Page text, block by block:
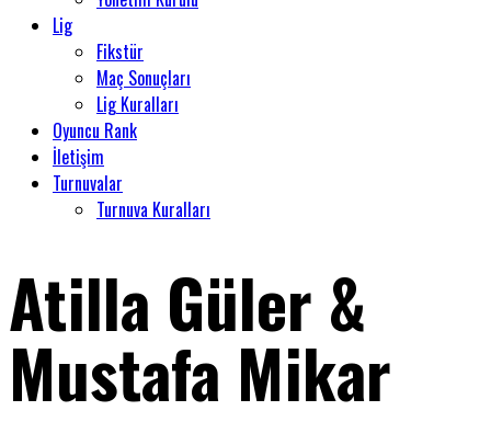
Lig
Fikstür
Maç Sonuçları
Lig Kuralları
Oyuncu Rank
İletişim
Turnuvalar
Turnuva Kuralları
Atilla Güler &
Mustafa Mikar